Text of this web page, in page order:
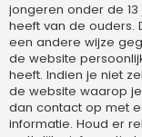
jongeren onder de
heeft van de ouders.
een andere wijze
de website
heeft. Indien je niet
de website waarop
dan contact op met
informatie. Houd er